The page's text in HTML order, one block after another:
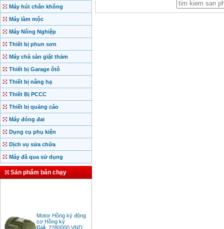
Máy hút chân không
Máy làm mộc
Máy Nông Nghiệp
Thiết bị phun sơn
Máy chà sàn giặt thảm
Thiết bị Garage ôtô
Thiết bị nâng hạ
Thiết Bị PCCC
Thiết bị quảng cáo
Máy đóng đai
Dụng cụ phụ kiện
Dịch vụ sửa chữa
Máy đã qua sử dụng
Sản phẩm bán chạy
Motor Hồng ký động
cơ Hồng ký
Giá :2280000 VND